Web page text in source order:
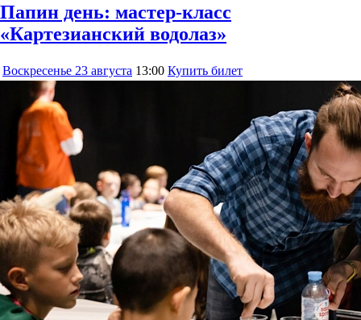
Папин день: мастер-класс
«Картезианский водолаз»
Воскресенье 23 августа 13:00 Купить билет